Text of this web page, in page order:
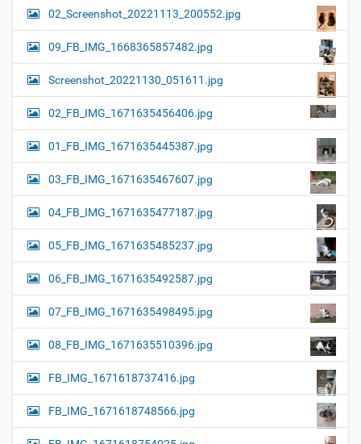
02_Screenshot_20221113_200552.jpg
09_FB_IMG_1668365857482.jpg
Screenshot_20221130_051611.jpg
02_FB_IMG_1671635456406.jpg
01_FB_IMG_1671635445387.jpg
03_FB_IMG_1671635467607.jpg
04_FB_IMG_1671635477187.jpg
05_FB_IMG_1671635485237.jpg
06_FB_IMG_1671635492587.jpg
07_FB_IMG_1671635498495.jpg
08_FB_IMG_1671635510396.jpg
FB_IMG_1671618737416.jpg
FB_IMG_1671618748566.jpg